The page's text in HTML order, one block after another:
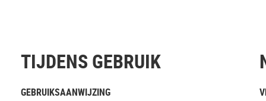
TIJDENS GEBRUIK
GEBRUIKSAANWIJZING